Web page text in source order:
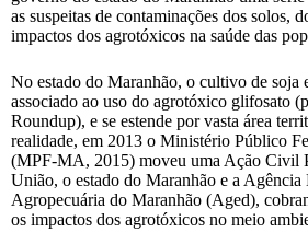
as suspeitas de contaminações dos solos,
impactos dos agrotóxicos na saúde das
No estado do Maranhão, o cultivo de soja
associado ao uso do agrotóxico glifosato
Roundup), e se estende por vasta área
realidade, em 2013 o Ministério Público
(MPF-MA, 2015) moveu uma Ação Civil
União, o estado do Maranhão e a Agência
Agropecuária do Maranhão (Aged),
os impactos dos agrotóxicos no meio